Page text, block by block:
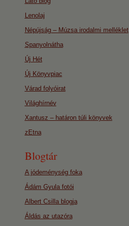
Lenolaj
Népújság – Múzsa irodalmi melléklet
Spanyolnátha
Új Hét
Új Könyvpiac
Várad folyóirat
Világhírnév
Xantusz – határon túli könyvek
zEtna
Blogtár
A jódeménység foka
Ádám Gyula fotói
Albert Csilla blogja
Áldás az utazóra